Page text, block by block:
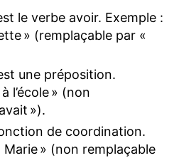
le verbe avoir. Exemple :
» (remplaçable par «
une préposition.
l’école » (non
»).
de coordination.
Marie » (non remplaçable